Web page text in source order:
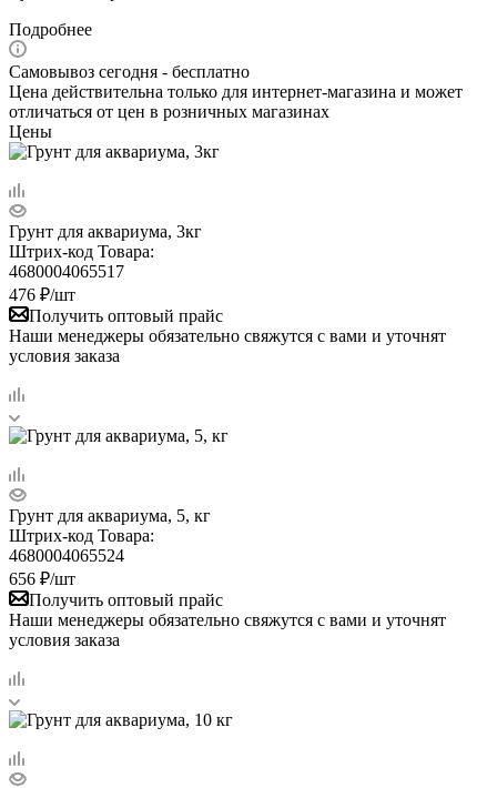
Подробнее
Самовывоз сегодня - бесплатно
Цена действительна только для интернет-магазина и может
отличаться от цен в розничных магазинах
Цены
Грунт для аквариума, 3кг
Штрих-код Товара:
4680004065517
476 ₽/шт
Получить оптовый прайс
Наши менеджеры обязательно свяжутся с вами и уточнят
условия заказа
Грунт для аквариума, 5, кг
Штрих-код Товара:
4680004065524
656 ₽/шт
Получить оптовый прайс
Наши менеджеры обязательно свяжутся с вами и уточнят
условия заказа